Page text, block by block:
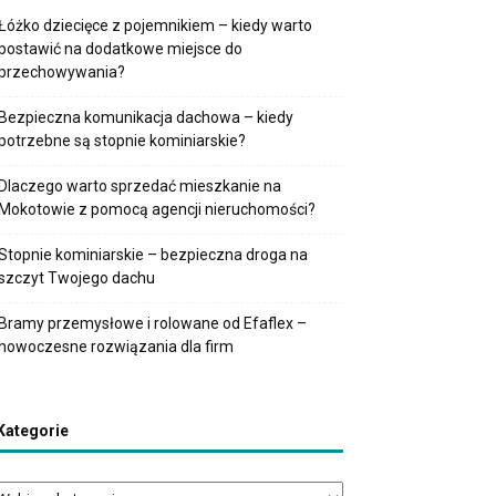
dziecięce z pojemnikiem – kiedy warto
na dodatkowe miejsce do
komunikacja dachowa – kiedy
są stopnie kominiarskie?
warto sprzedać mieszkanie na
z pomocą agencji nieruchomości?
kominiarskie – bezpieczna droga na
Twojego dachu
przemysłowe i rolowane od Efaflex –
rozwiązania dla firm